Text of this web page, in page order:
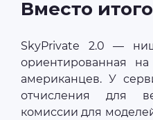
Вместо
SkyPrivate 2.0 —
ориентированная
американцев. У
отчисления для
комиссии для